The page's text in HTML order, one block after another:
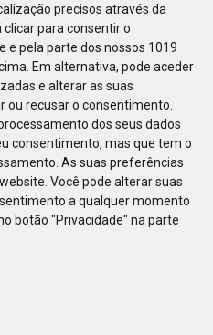
precisos através da
para consentir o
e pela parte dos nossos 1019
Em alternativa, pode aceder
e alterar as suas
recusar o consentimento.
dos seus dados
consentimento, mas que tem o
As suas preferências
Você pode alterar suas
a qualquer momento
botão "Privacidade" na parte